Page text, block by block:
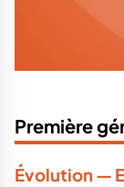
Première
Évolution —